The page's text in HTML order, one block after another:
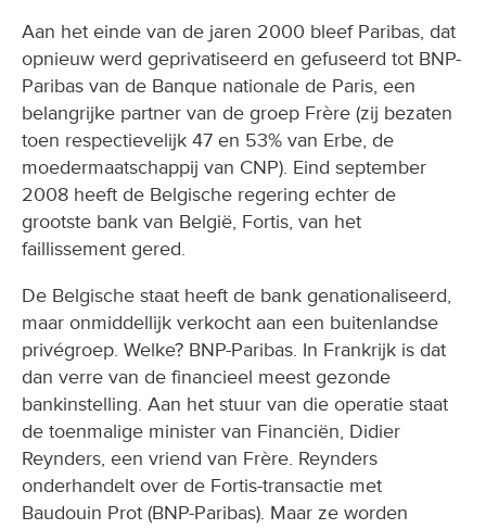
Aan het einde van de jaren 2000 bleef Paribas, dat
opnieuw werd geprivatiseerd en gefuseerd tot BNP-
Paribas van de Banque nationale de Paris, een
belangrijke partner van de groep Frère (zij bezaten
toen respectievelijk 47 en 53% van Erbe, de
moedermaatschappij van CNP). Eind september
2008 heeft de Belgische regering echter de
grootste bank van België, Fortis, van het
faillissement gered.
De Belgische staat heeft de bank genationaliseerd,
maar onmiddellijk verkocht aan een buitenlandse
privégroep. Welke? BNP-Paribas. In Frankrijk is dat
dan verre van de financieel meest gezonde
bankinstelling. Aan het stuur van die operatie staat
de toenmalige minister van Financiën, Didier
Reynders, een vriend van Frère. Reynders
onderhandelt over de Fortis-transactie met
Baudouin Prot (BNP-Paribas). Maar ze worden